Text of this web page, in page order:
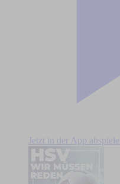
Jetzt in der App abspielen